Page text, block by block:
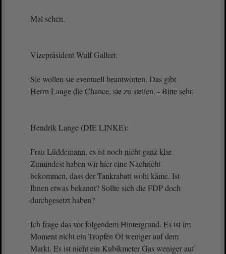
Mal sehen.
Vizepräsident Wulf Gallert:
Sie wollen sie eventuell beantworten. Das gibt
Herrn Lange die Chance, sie zu stellen. - Bitte sehr.
Hendrik Lange (DIE LINKE):
Frau Lüddemann, es ist noch nicht ganz klar.
Zumindest haben wir hier eine Nachricht
bekommen, dass der Tankrabatt wohl käme. Ist
Ihnen etwas bekannt? Sollte sich die FDP doch
durchgesetzt haben?
Ich frage das vor folgendem Hintergrund. Es ist im
Moment nicht ein Tropfen Öl weniger auf dem
Markt. Es ist nicht ein Kubikmeter Gas weniger auf